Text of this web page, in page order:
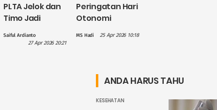
PLTA Jelok dan
Timo Jadi
dalam
Saiful Ardianto
27 Apr 2026 20:21
Peringatan Hari
Otonomi
Hilmy: Hak
Sekadar
Wacana
MS Hadi 25 Apr 2026 10:18
ANDA HARUS TAHU
KESEHATAN